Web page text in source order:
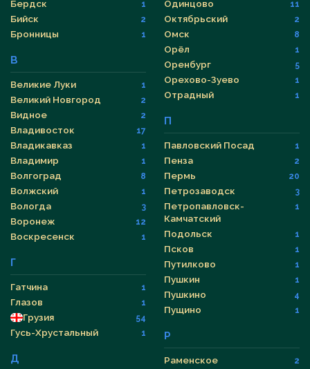
Бердск 1
Бийск 2
Бронницы 1
В
Великие Луки 1
Великий Новгород 2
Видное 2
Владивосток 17
Владикавказ 1
Владимир 1
Волгоград 8
Волжский 1
Вологда 3
Воронеж 12
Воскресенск 1
Г
Гатчина 1
Глазов 1
Грузия 54
Гусь-Хрустальный 1
Д
Одинцово 11
Октябрьский 2
Омск 8
Орёл 1
Оренбург 5
Орехово-Зуево 1
Отрадный 1
П
Павловский Посад 1
Пенза 2
Пермь 20
Петрозаводск 3
Петропавловск-
Камчатский
1
Подольск 1
Псков 1
Путилково 1
Пушкин 1
Пушкино 4
Пущино 1
Р
Раменское 2